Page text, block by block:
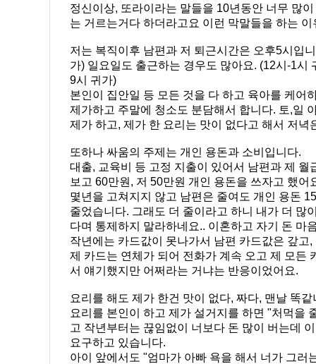
정신이상, 또라이라는 말들을 10년동안 너무 많
는 거르는거다 하더라고요 이런 막말들을 하는
저는 복직이후 남편과 저 퇴근시간은 오후5시입
가) 일요일도 출근하는 경우도 많아요. (12시-1
9시 귀가)
본인이 집안일 등 모든 것을 다 하고 육아를 케어
제가하고 주말에 청소도 분담해서 합니다. 토,일
제가 하고, 제가 한 요리는 맛이 없다고 해서 저
또하나 싸움의 주제는 개인 용돈과 소비입니다.
대출, 교육비 등 고정 지출이 있어서 남편과 제
보고 60만원, 저 50만원 개인 용돈을 쓰자고 했
몇년을 고쳐지지 않고 남편은 줄여도 개인 용돈
줄었습니다. 그래도 더 줄이라고 하니 내가 더 많
다며 통제하지 말라하네요.. 이혼하고 자기 돈 마
작년에는 카드값이 못나가서 남편 카드값은 갚고,
제 카드는 연체가 되어 전화가 계속 오고 제 모든
서 얘기했지만 어쩌라는 거냐는 반응이었어요.
요리를 해도 제가 한건 맛이 없다, 짜다, 맨날 똑
요리를 본인이 하고 제가 설거지를 하면 "처먹을
고 작년부터는 끊임없이 너보다 돈 많이 버는데
요구하고 있습니다.
아이 앞에서도 "엄마가 아빠 욕을 해서 너가 그